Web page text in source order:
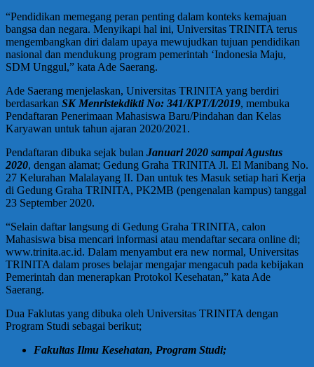
“Pendidikan memegang peran penting dalam konteks kemajuan
bangsa dan negara. Menyikapi hal ini, Universitas TRINITA terus
mengembangkan diri dalam upaya mewujudkan tujuan pendidikan
nasional dan mendukung program pemerintah ‘Indonesia Maju,
SDM Unggul,” kata Ade Saerang.
Ade Saerang menjelaskan, Universitas TRINITA yang berdiri
berdasarkan SK Menristekdikti No: 341/KPT/I/2019, membuka
Pendaftaran Penerimaan Mahasiswa Baru/Pindahan dan Kelas
Karyawan untuk tahun ajaran 2020/2021.
Pendaftaran dibuka sejak bulan Januari 2020 sampai Agustus
2020, dengan alamat; Gedung Graha TRINITA Jl. El Manibang No.
27 Kelurahan Malalayang II. Dan untuk tes Masuk setiap hari Kerja
di Gedung Graha TRINITA, PK2MB (pengenalan kampus) tanggal
23 September 2020.
“Selain daftar langsung di Gedung Graha TRINITA, calon
Mahasiswa bisa mencari informasi atau mendaftar secara online di;
www.trinita.ac.id. Dalam menyambut era new normal, Universitas
TRINITA dalam proses belajar mengajar mengacuh pada kebijakan
Pemerintah dan menerapkan Protokol Kesehatan,” kata Ade
Saerang.
Dua Faklutas yang dibuka oleh Universitas TRINITA dengan
Program Studi sebagai berikut;
Fakultas Ilmu Kesehatan, Program Studi;